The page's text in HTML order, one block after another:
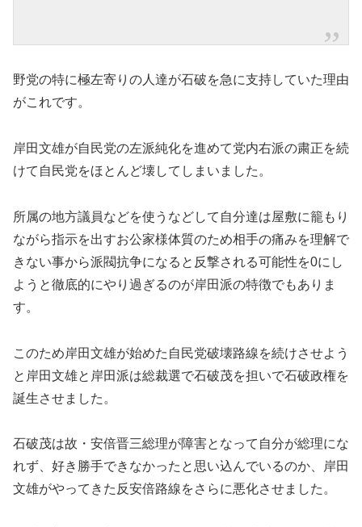
野党の特に極左寄りの人達が石破を急に支持していた理由
がこれです。
岸田文雄が自民党の左派純化を進めて党内右派の粛正を続
けて自民党をほとんど壊してしまいました。
所属の地方議員などを使うなどして自分達は屋敷に籠もり
ながら指示を出すお公家様体質のため相手の痛みを理解で
きない事から派閥抗争になると反撃される可能性を0にし
ようと徹底的にやり過ぎるのが岸田派の特徴でもありま
す。
このため岸田文雄が始めた自民党破壊路線を続けさせよう
と岸田文雄と岸田派は総裁選で石破茂を担いで石破政権を
誕生させました。
石破茂は故・安倍晋三総理が障害となって自分が総理にな
れず、好き勝手できなかったと思い込んでいるのか、岸田
文雄がやってきた反安倍路線をさらに悪化させました。